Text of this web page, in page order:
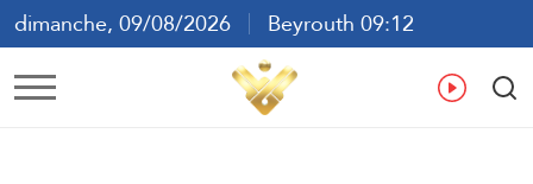
dimanche, 09/08/2026
Beyrouth 09:12
ع